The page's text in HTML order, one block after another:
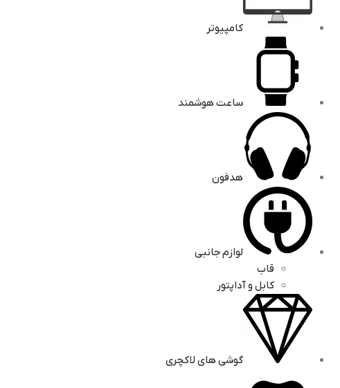
کامپیوتر
ساعت هوشمند
هدفون
لوازم جانبی
قاب
کابل و آداپتور
گوشی های لاکچری